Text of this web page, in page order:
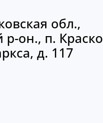
обл.,
он., п.
д. 117